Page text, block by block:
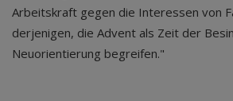
Arbeitskraft gegen die Interessen von
derjenigen, die Advent als Zeit der
Neuorientierung begreifen."